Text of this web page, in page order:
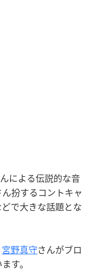
による伝説的な音
扮するコントキャ
で大きな話題とな
宮野真守さんがブロ
す。